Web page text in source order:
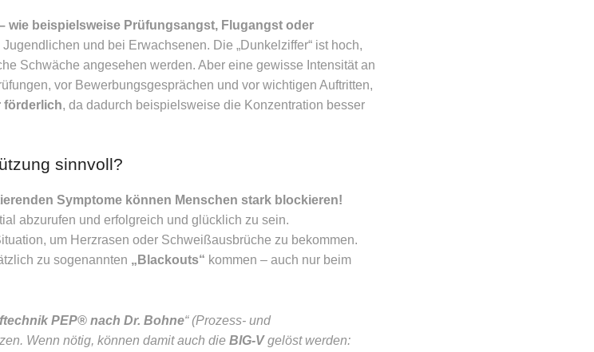
wie beispielsweise Prüfungsangst, Flugangst oder
und bei Erwachsenen. Die „Dunkelziffer“ ist hoch,
Schwäche angesehen werden. Aber eine gewisse Intensität an
vor Bewerbungsgesprächen und vor wichtigen Auftritten,
förderlich, da dadurch beispielsweise die Konzentration besser
sinnvoll?
Symptome können Menschen stark blockieren!
abzurufen und erfolgreich und glücklich zu sein.
um Herzrasen oder Schweißausbrüche zu bekommen.
zu sogenannten „Blackouts“ kommen – auch nur beim
PEP® nach Dr. Bohne“ (Prozess- und
Wenn nötig, können damit auch die BIG-Vgelöst werden: